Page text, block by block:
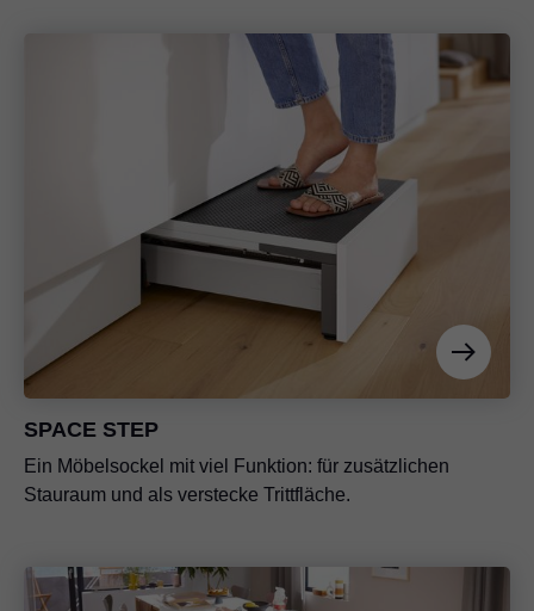
SPACE STEP
Ein Möbelsockel mit viel Funktion: für zusätzlichen
Stauraum und als verstecke Trittfläche.